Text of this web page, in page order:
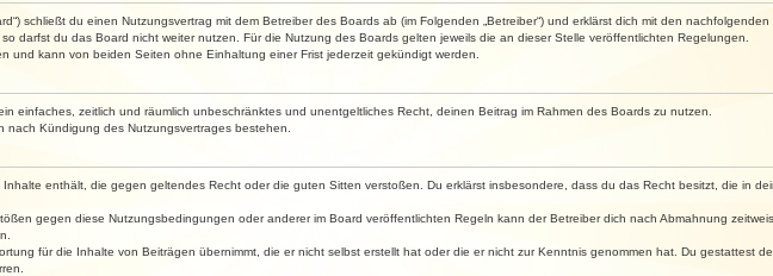
schließt du einen Nutzungsvertrag mit dem Betreiber des Boards ab (im Folgenden „Betreiber“) und erklärst dich mit den
darfst du das Board nicht weiter nutzen. Für die Nutzung des Boards gelten jeweils die an dieser Stelle veröffentlichten Regelungen.
und kann von beiden Seiten ohne Einhaltung einer Frist jederzeit gekündigt werden.
einfaches, zeitlich und räumlich unbeschränktes und unentgeltliches Recht, deinen Beitrag im Rahmen des Boards zu nutzen.
Kündigung des Nutzungsvertrages bestehen.
enthält, die gegen geltendes Recht oder die guten Sitten verstoßen. Du erklärst insbesondere, dass du das Recht besitzt, die in
gegen diese Nutzungsbedingungen oder anderer im Board veröffentlichten Regeln kann der Betreiber dich nach Abmahnung
für die Inhalte von Beiträgen übernimmt, die er nicht selbst erstellt hat oder die er nicht zur Kenntnis genommen hat. Du gestattest